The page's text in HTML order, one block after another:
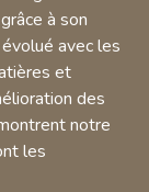
à son
avec les
et
des
notre
les